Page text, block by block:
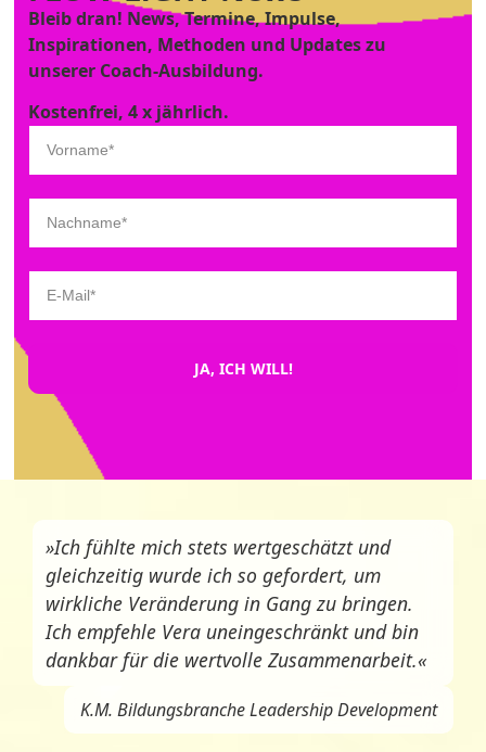
Bleib dran! News, Termine, Impulse,
Inspirationen, Methoden und Updates zu
unserer Coach-Ausbildung.
Kostenfrei, 4 x jährlich.
JA, ICH WILL!
»Ich fühlte mich stets wertgeschätzt und
gleichzeitig wurde ich so gefordert, um
wirkliche Veränderung in Gang zu bringen.
Ich empfehle Vera uneingeschränkt und bin
dankbar für die wertvolle Zusammenarbeit.«
K.M. Bildungsbranche Leadership Development